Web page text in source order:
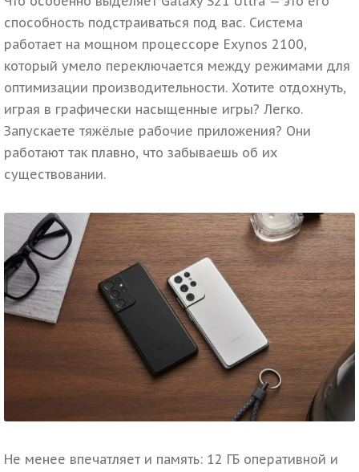
способность подстраиваться под вас. Система
работает на мощном процессоре Exynos 2100,
который умело переключается между режимами для
оптимизации производительности. Хотите отдохнуть,
играя в графически насыщенные игры? Легко.
Запускаете тяжёлые рабочие приложения? Они
работают так плавно, что забываешь об их
существовании.
Не менее впечатляет и память: 12 ГБ оперативной и